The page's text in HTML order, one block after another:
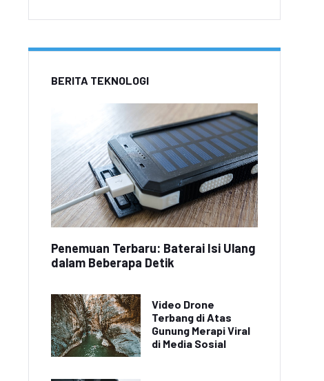
BERITA TEKNOLOGI
Penemuan Terbaru: Baterai Isi Ulang
dalam Beberapa Detik
Video Drone
Terbang di Atas
Gunung Merapi Viral
di Media Sosial